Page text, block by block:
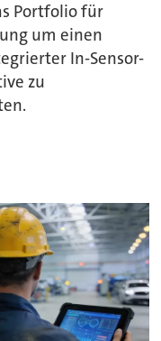
Portfolio für
um einen
In-Sensor-
zu